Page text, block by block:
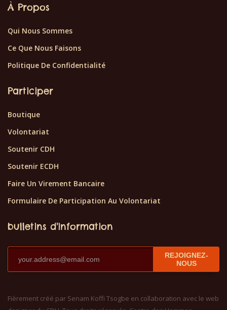
À Propos
Qui Nous Sommes
Ce Que Nous Faisons
Politique De Confidentialité
Participer
Boutique
Volontariat
Soutenir CDH
Soutenir ECDH
Faire Un Virement Bancaire
Formulaire De Participation Au Volontariat
bulletins d'information
REJOIGNEZ-
NOUS
Fièrement créé par Senam Koffi Tsogbe en collaboration avec le web